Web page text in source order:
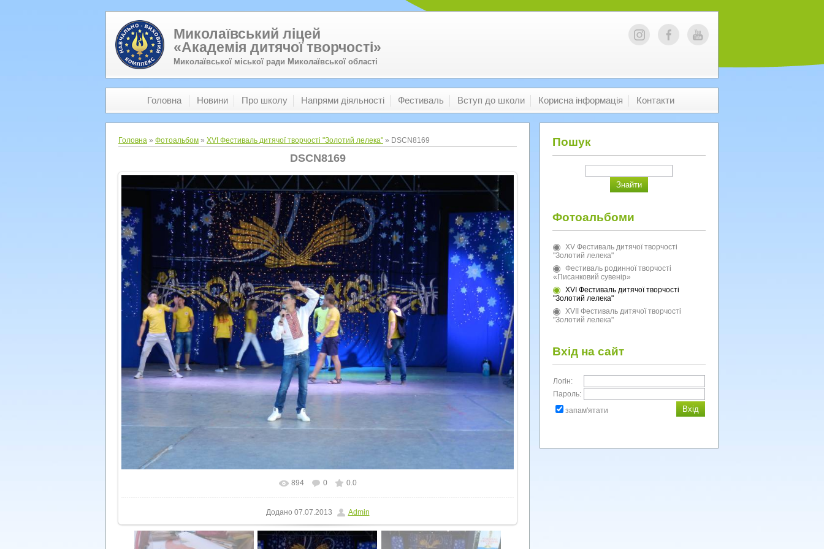
Миколаївський ліцей
«Академія дитячої творчості»
Миколаївської міської ради Миколаївської області
Головна Новини Про школу Напрями діяльності Фестиваль Вступ до школи Корисна інформація Контакти
Головна » Фотоальбом » XVI Фестиваль дитячої творчості "Золотий лелека" » DSCN8169
DSCN8169
У реальному розмірі 1600x1200
894 0 0.0
Додано 07.07.2013 Admin
Пошук
Фотоальбоми
XV Фестиваль дитячої творчості
"Золотий лелека"
Фестиваль родинної творчості
«Писанковий сувенір»
XVI Фестиваль дитячої творчості
"Золотий лелека"
XVII Фестиваль дитячої творчості
"Золотий лелека"
Вхід на сайт
Логін:
Пароль:
запам'ятати